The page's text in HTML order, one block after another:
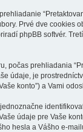
Prvé dve
phpBB softvér.
počas prehliadania
údaje, je
konto”) a Vami
údaje pre Vaše
hesla a Vášho e-